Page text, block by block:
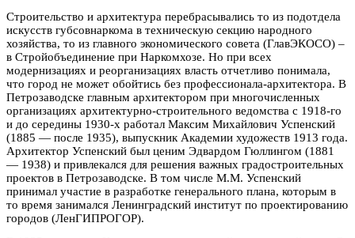
Строительство и архитектура перебрасывались то из подотдела
искусств губсовнаркома в техническую секцию народного
хозяйства, то из главного экономического совета (ГлавЭКОСО) –
в Стройобъединение при Наркомхозе. Но при всех
модернизациях и реорганизациях власть отчетливо понимала,
что город не может обойтись без профессионала-архитектора. В
Петрозаводске главным архитектором при многочисленных
организациях архитектурно-строительного ведомства с 1918-го
и до середины 1930-х работал Максим Михайлович Успенский
(1885 — после 1935), выпускник Академии художеств 1913 года.
Архитектор Успенский был ценим Эдвардом Гюллингом (1881
— 1938) и привлекался для решения важных градостроительных
проектов в Петрозаводске. В том числе М.М. Успенский
принимал участие в разработке генерального плана, которым в
то время занимался Ленинградский институт по проектированию
городов (ЛенГИПРОГОР).